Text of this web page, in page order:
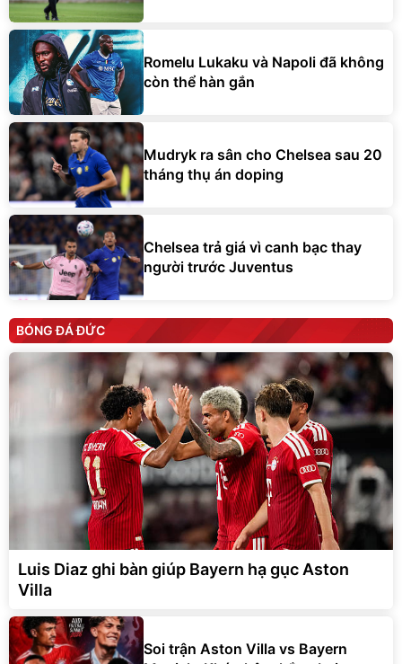
Romelu Lukaku và Napoli đã không
còn thể hàn gắn
Mudryk ra sân cho Chelsea sau 20
tháng thụ án doping
Chelsea trả giá vì canh bạc thay
người trước Juventus
BÓNG ĐÁ ĐỨC
Luis Diaz ghi bàn giúp Bayern hạ gục Aston
Villa
Soi trận Aston Villa vs Bayern